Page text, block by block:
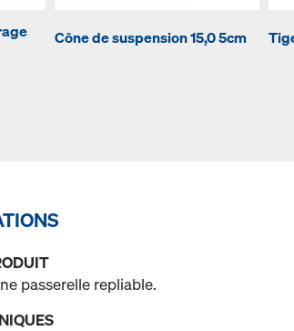
Cône de suspension 15,0 5cm
passerelle repliable.